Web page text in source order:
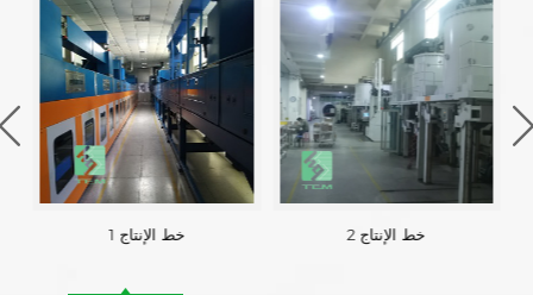
خط الإنتاج 1 خط الإنتاج 2